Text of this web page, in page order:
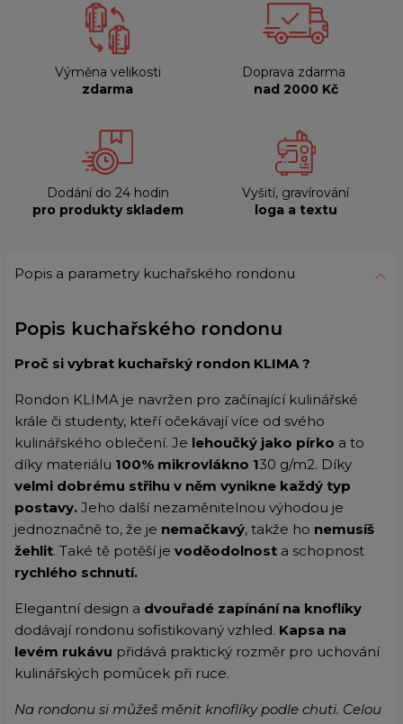
Výměna velikosti
zdarma
Doprava zdarma
nad 2000 Kč
Dodání do 24 hodin
pro produkty skladem
Vyšití, gravírování
loga a textu
Popis a parametry kuchařského rondonu
Popis kuchařského rondonu
Proč si vybrat kuchařský rondon KLIMA ?
Rondon KLIMA je navržen pro začínající kulinářské
krále či studenty, kteří očekávají více od svého
kulinářského oblečení. Je lehoučký jako pírko a to
díky materiálu 100% mikrovlákno 130 g/m2. Díky
velmi dobrému střihu v něm vynikne každý typ
postavy. Jeho další nezaměnitelnou výhodou je
jednoznačně to, že je nemačkavý, takže ho nemusíš
žehlit. Také tě potěší je voděodolnost a schopnost
rychlého schnutí.
Elegantní design a dvouřadé zapínání na knoflíky
dodávají rondonu sofistikovaný vzhled. Kapsa na
levém rukávu přidává praktický rozměr pro uchování
kulinářských pomůcek při ruce.
Na rondonu si můžeš měnit knoflíky podle chuti. Celou